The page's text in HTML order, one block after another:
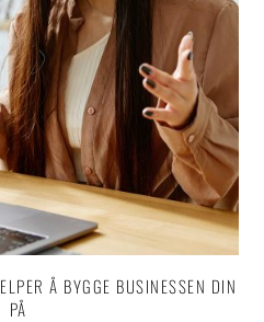
Å BYGGE BUSINESSEN DIN
PÅ